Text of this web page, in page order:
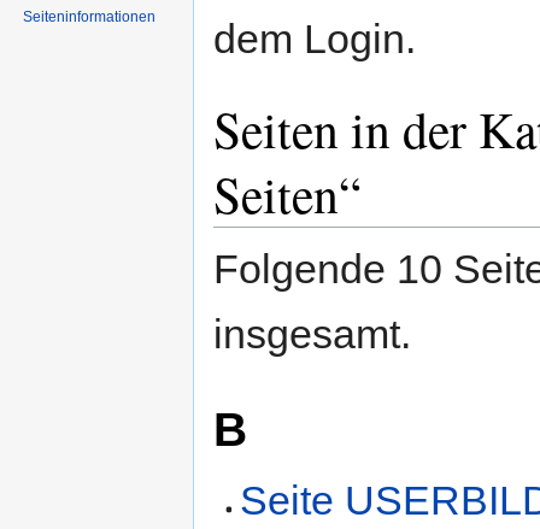
dem Login.
Seiten in der
Seiten“
Folgende 10
insgesamt.
B
Seite
Seiten­informationen